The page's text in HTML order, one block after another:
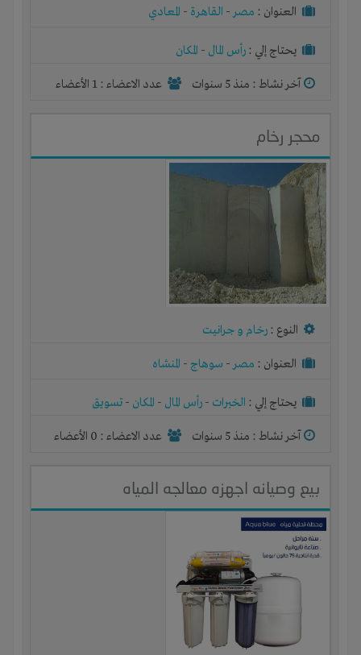
العنوان : مصر- القاهرة - المعادي
يحتاج إلي : رأس المال - المكان
آخر نشاط : منذ 5 سنوات عدد الاعضاء : 1 الأعضاء
محجر رخام
النوع : رخام و جرانيت
العنوان : مصر- سوهاج - المنشاه
يحتاج إلي : الخبرات - رأس المال - المكان - تسويق
آخر نشاط : منذ 5 سنوات عدد الاعضاء : 0 الأعضاء
بيع وصيانه اجهزه معالجه المياه